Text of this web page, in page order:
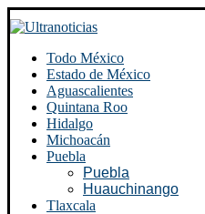
Todo México
Estado de México
Aguascalientes
Quintana Roo
Hidalgo
Michoacán
Puebla
Puebla
Huauchinango
Tlaxcala